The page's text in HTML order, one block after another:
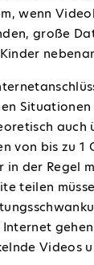
wenn
große
auch
von bis zu 1
in der Regel
teilen
Videos